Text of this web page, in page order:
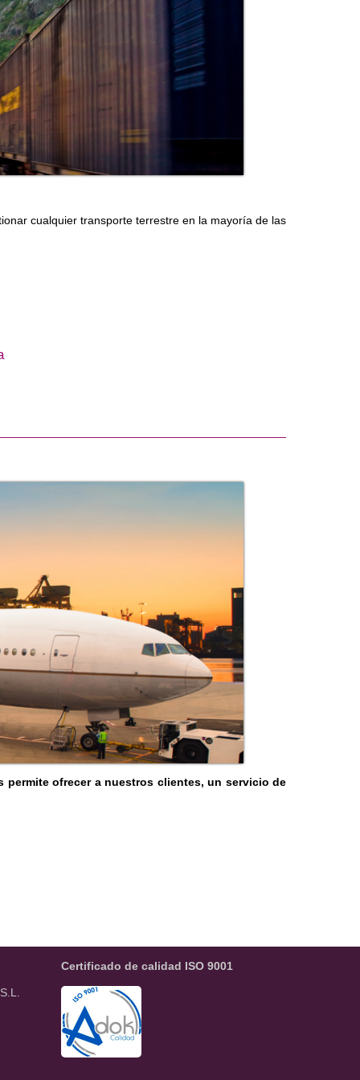
cualquier transporte terrestre en la mayoría de las
ofrecer a nuestros clientes, un servicio de
Certificado de calidad ISO 9001